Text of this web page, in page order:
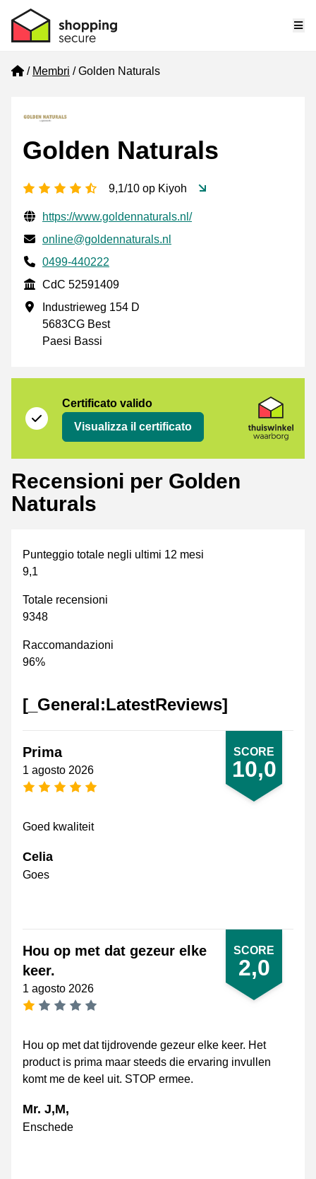
Home
Membri Golden Naturals
Golden Naturals
[_General:NumberOfStarsPluralFormat]
9,1/10 op Kiyoh
Informazioni di contatto verificate
Website URL
https://www.goldennaturals.nl/
Mail
online@goldennaturals.nl
Phone number
0499-440222
CdC
CdC 52591409
Indirizzo commerciale
Industrieweg 154 D
5683CG Best
Paesi Bassi
Certificato valido
Visualizza il certificato
Recensioni per Golden
Naturals
Punteggio totale negli ultimi 12 mesi
9,1
Totale recensioni
9348
Raccomandazioni
96%
[_General:LatestReviews]
SCORE
10,0
Prima
1 agosto 2026
[_General:NumberOfStarsPluralFormat]
Goed kwaliteit
Celia
Goes
SCORE
2,0
Hou op met dat gezeur elke
keer.
1 agosto 2026
Hou op met dat tijdrovende gezeur elke keer. Het
product is prima maar steeds die ervaring invullen
komt me de keel uit. STOP ermee.
Mr. J,M,
Enschede